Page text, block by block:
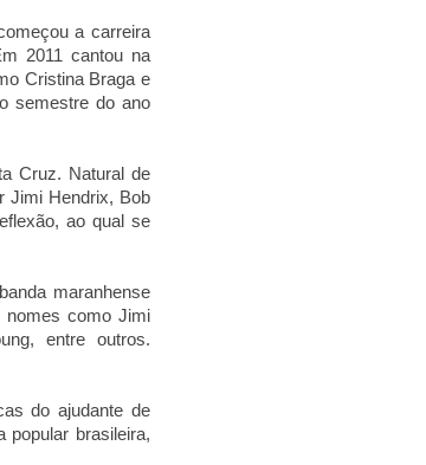
a carreira
2011 cantou na
Cristina Braga e
semestre do ano
Cruz. Natural de
Jimi Hendrix, Bob
ao qual se
maranhense
nomes como Jimi
entre outros.
do ajudante de
popular brasileira,